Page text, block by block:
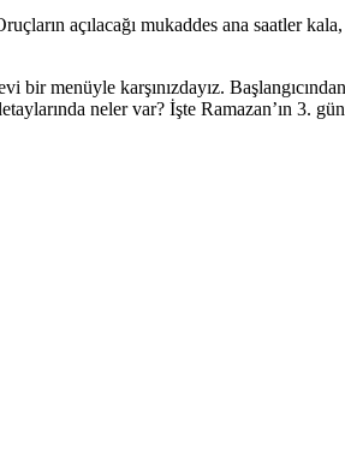
açılacağı mukaddes ana saatler
menüyle karşınızdayız.
neler var? İşte Ramazan’ın 3.